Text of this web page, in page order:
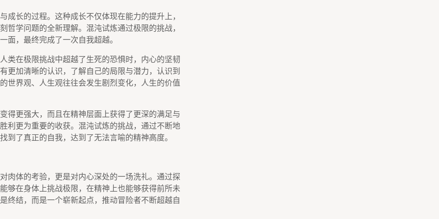
成长的过程。这种成长不仅体现在能力的提升上，
哲学问题的全新理解。混沌试炼通过极限的挑战，
面，最终完成了一次自我超越。
类在极限挑战中超越了生死的恐惧时，内心的坚韧
更加清晰的认识，了解自己的局限与潜力，认识到
世界观、人生观往往会发生剧烈变化，人生的价值
得更强大，而且在精神层面上获得了更深的满足与
利更为重要的收获。混沌试炼的挑战，通过不断地
到了真正的自我，达到了无法言喻的精神高度。
肉体的考验，更是对内心深处的一场洗礼。通过探
够在身体上挑战极限，在精神上也能够获得前所未
终结，而是一个崭新起点，推动冒险者不断超越自